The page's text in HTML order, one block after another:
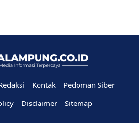
Kontak
Pedoman Siber
Disclaimer Sitemap